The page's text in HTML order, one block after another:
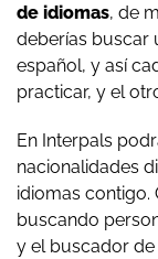
de idiomas, de
deberías buscar
español, y así
practicar, y el
En Interpals
nacionalidades
idiomas contigo.
buscando
y el buscador